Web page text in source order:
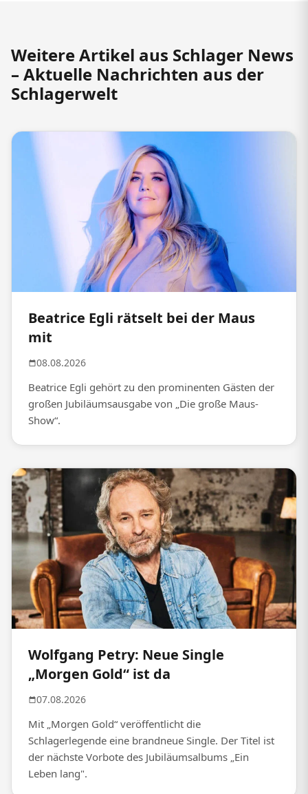
Weitere Artikel aus Schlager News
– Aktuelle Nachrichten aus der
Schlagerwelt
Beatrice Egli rätselt bei der Maus
mit
08.08.2026
Beatrice Egli gehört zu den prominenten Gästen der
großen Jubiläumsausgabe von „Die große Maus-
Show“.
Wolfgang Petry: Neue Single
„Morgen Gold“ ist da
07.08.2026
Mit „Morgen Gold“ veröffentlicht die
Schlagerlegende eine brandneue Single. Der Titel ist
der nächste Vorbote des Jubiläumsalbums „Ein
Leben lang".